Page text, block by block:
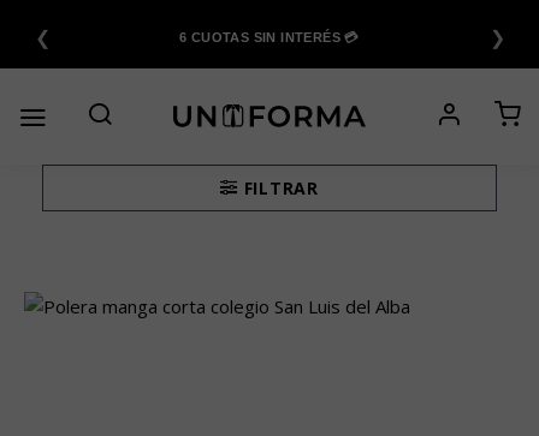
contenido
❮ 6 CUOTAS SIN INTERÉS 💳 ❯
FILTRAR